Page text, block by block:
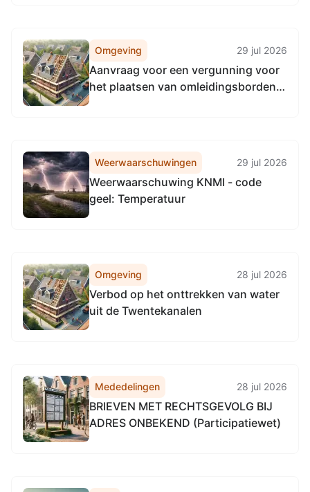
Omgeving 29 jul 2026
Aanvraag voor een vergunning voor
het plaatsen van omleidingsborden
109.400 en op de N764, provinciale
weg Zwolle - Kampen, tussen
hectometerpunten 4.366 en...
Weerwaarschuwingen 29 jul 2026
Weerwaarschuwing KNMI - code
geel: Temperatuur
Omgeving 28 jul 2026
Verbod op het onttrekken van water
uit de Twentekanalen
Mededelingen 28 jul 2026
BRIEVEN MET RECHTSGEVOLG BIJ
ADRES ONBEKEND (Participatiewet)